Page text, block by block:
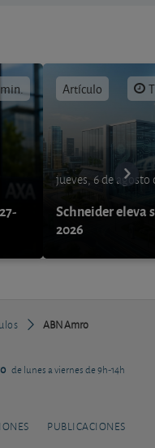
Artículo
jueves, 6 de agosto
Schneider eleva
2026
ABN Amro
de lunes a viernes de 9h-14h
PUBLICACIONES